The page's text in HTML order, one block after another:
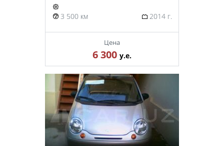
3 500 км 2014 г.
Цена
6 300 у.е.